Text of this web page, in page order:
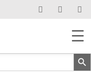
Botón de